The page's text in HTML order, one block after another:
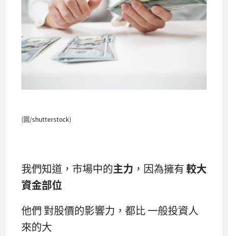
(圖/shutterstock)
我們知道，市場中的主力 ，因為擁有較大
資金部位
他們 對股價的影響力，都比 一般投資人
來的大